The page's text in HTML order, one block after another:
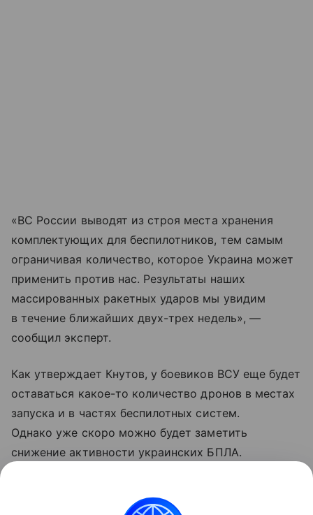
«ВС России выводят из строя места хранения
комплектующих для беспилотников, тем самым
ограничивая количество, которое Украина может
применить против нас. Результаты наших
массированных ракетных ударов мы увидим
в течение ближайших двух-трех недель», —
сообщил эксперт.
Как утверждает Кнутов, у боевиков ВСУ еще будет
оставаться какое-то количество дронов в местах
запуска и в частях беспилотных систем.
Однако уже скоро можно будет заметить
снижение активности украинских БПЛА.